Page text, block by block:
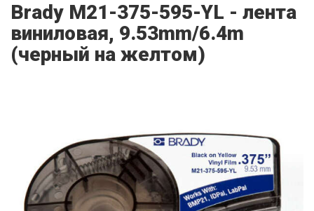
Brady M21-375-595-YL - лента
виниловая, 9.53mm/6.4m
(черный на желтом)